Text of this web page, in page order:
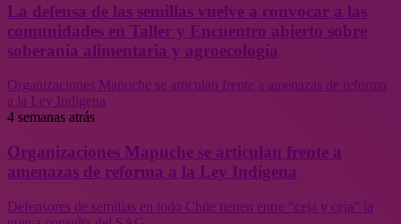
La defensa de las semillas vuelve a convocar a las
comunidades en Taller y Encuentro abierto sobre
soberanía alimentaria y agroecología
Organizaciones Mapuche se articulan frente a amenazas de reforma
a la Ley Indígena
4 semanas atrás
Organizaciones Mapuche se articulan frente a
amenazas de reforma a la Ley Indígena
Defensores de semillas en todo Chile tienen entre “ceja y ceja” la